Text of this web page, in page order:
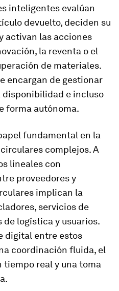
inteligentes evalúan
devuelto, deciden su
activan las acciones
la reventa o el
de materiales.
encargan de gestionar
e incluso
forma autónoma.
fundamental en la
complejos. A
lineales con
proveedores y
implican la
servicios de
logística y usuarios.
digital entre estos
coordinación fluida, el
real y una toma